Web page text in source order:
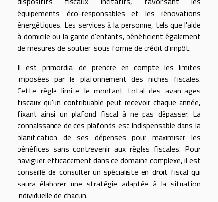
équipements éco-responsables et les rénovations
énergétiques. Les services à la personne, tels que l'aide
à domicile ou la garde d'enfants, bénéficient également
de mesures de soutien sous forme de crédit d'impôt.
Il est primordial de prendre en compte les limites
imposées par le plafonnement des niches fiscales.
Cette règle limite le montant total des avantages
fiscaux qu'un contribuable peut recevoir chaque année,
fixant ainsi un plafond fiscal à ne pas dépasser. La
connaissance de ces plafonds est indispensable dans la
planification de ses dépenses pour maximiser les
bénéfices sans contrevenir aux règles fiscales. Pour
naviguer efficacement dans ce domaine complexe, il est
conseillé de consulter un spécialiste en droit fiscal qui
saura élaborer une stratégie adaptée à la situation
individuelle de chacun.